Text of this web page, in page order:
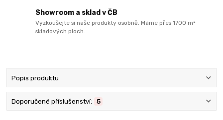
Showroom a sklad v ČB
Vyzkoušejte si naše produkty osobně. Máme přes 1700 m²
skladových ploch.
Popis produktu
Doporučené příslušenství: 5